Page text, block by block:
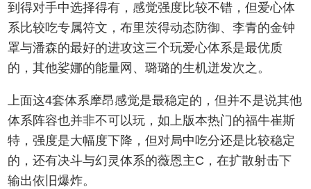
到得对手中选择得有，感觉强度比较不错，但爱心体
系比较吃专属符文，布里茨得动态防御、李青的金钟
罩与潘森的最好的进攻这三个玩爱心体系是最优质
的，其他娑娜的能量网、璐璐的生机迸发次之。
上面这4套体系摩昂感觉是最稳定的，但并不是说其他
体系阵容也并非不可以玩，如上版本热门的福牛崔斯
特，强度是大幅度下降，但对局中吃分还是比较稳定
的，还有决斗与幻灵体系的薇恩主C，在扩散射击下
输出依旧爆炸。